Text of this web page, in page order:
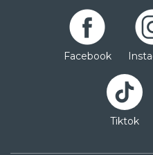
Facebook
Tiktok